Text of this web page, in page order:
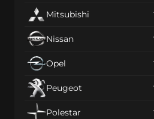
Mitsubishi
Nissan
Opel
Peugeot
Polestar